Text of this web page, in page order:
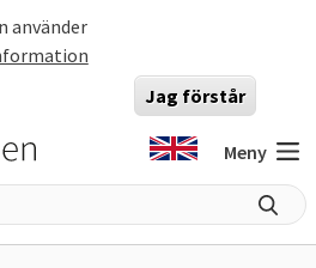
använder
Jag förstår
Meny